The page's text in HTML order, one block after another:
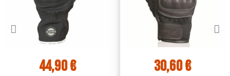
44,90 € 30,60 €